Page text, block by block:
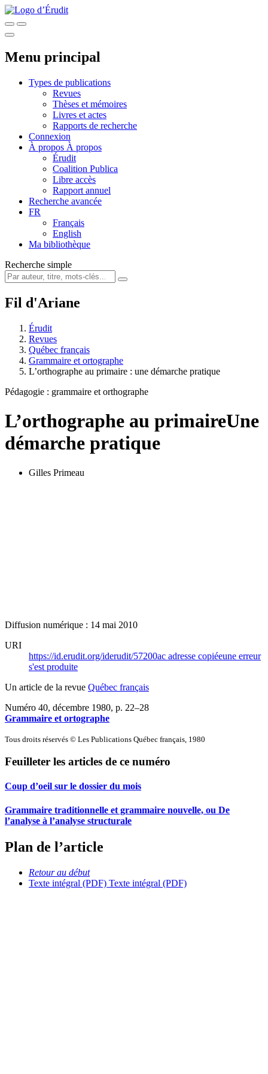
Menu principal
Types de publications
Revues
Thèses et mémoires
Livres et actes
Rapports de recherche
Connexion
À propos À propos
Érudit
Coalition Publica
Libre accès
Rapport annuel
Recherche avancée
FR
Français
English
Ma bibliothèque
Recherche simple
Fil d'Ariane
Érudit
Revues
Québec français
Grammaire et ortographe
L’orthographe au primaire : une démarche pratique
Pédagogie : grammaire et orthographe
L’orthographe au primaireUne
démarche pratique
Gilles Primeau
Diffusion numérique : 14 mai 2010
URI
https://id.erudit.org/iderudit/57200ac adresse copiéeune erreur
s'est produite
Un article de la revue Québec français
Numéro 40, décembre 1980, p. 22–28
Grammaire et ortographe
Tous droits réservés © Les Publications Québec français, 1980
Feuilleter les articles de ce numéro
Coup d’oeil sur le dossier du mois
Grammaire traditionnelle et grammaire nouvelle, ou De
l’analyse à l’analyse structurale
Plan de l’article
Retour au début
Texte intégral (PDF) Texte intégral (PDF)